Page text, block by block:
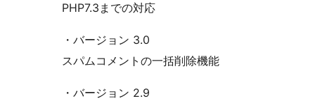
PHP7.3までの対応
・バージョン 3.0
スパムコメントの一括削除機能
・バージョン 2.9